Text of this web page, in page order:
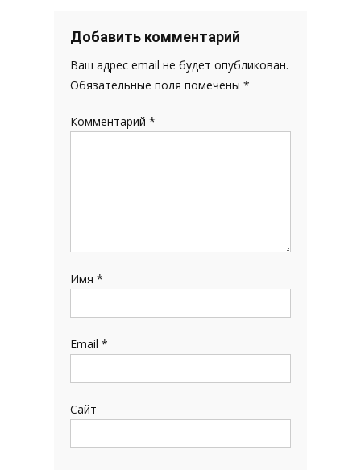
записям
Добавить комментарий
Ваш адрес email не будет опубликован.
Обязательные поля помечены*
Комментарий*
Имя*
Email*
Сайт